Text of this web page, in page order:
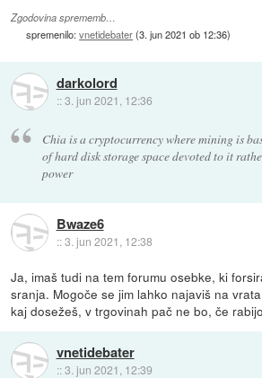
Zgodovina sprememb…
spremenilo:vnetidebater(3. jun 2021 ob 12:36)
darkolord
::3. jun 2021, 12:36
Chia is a cryptocurrency where mining is
of hard disk storage space devoted to it
power
Bwaze6
::3. jun 2021, 12:38
Ja, imaš tudi na tem forumu osebke, ki
sranja. Mogoče se jim lahko najaviš na
kaj dosežeš, v trgovinah pač ne bo, če
vnetidebater
::3. jun 2021, 12:39